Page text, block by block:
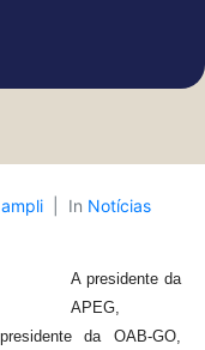
ampli In Notícias
A presidente da
APEG,
da OAB-GO,